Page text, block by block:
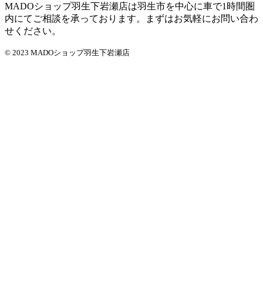
MADOショップ羽生下岩瀬店は羽生市を中心に車で1時間圏
内にてご相談を承っております。まずはお気軽にお問い合わ
せください。
© 2023 MADOショップ羽生下岩瀬店